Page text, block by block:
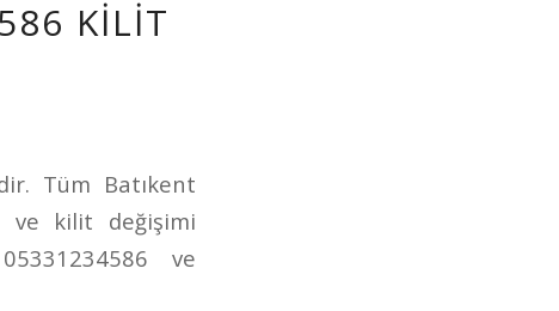
KILIT
Tüm Batıkent
ve kilit değişimi
ve